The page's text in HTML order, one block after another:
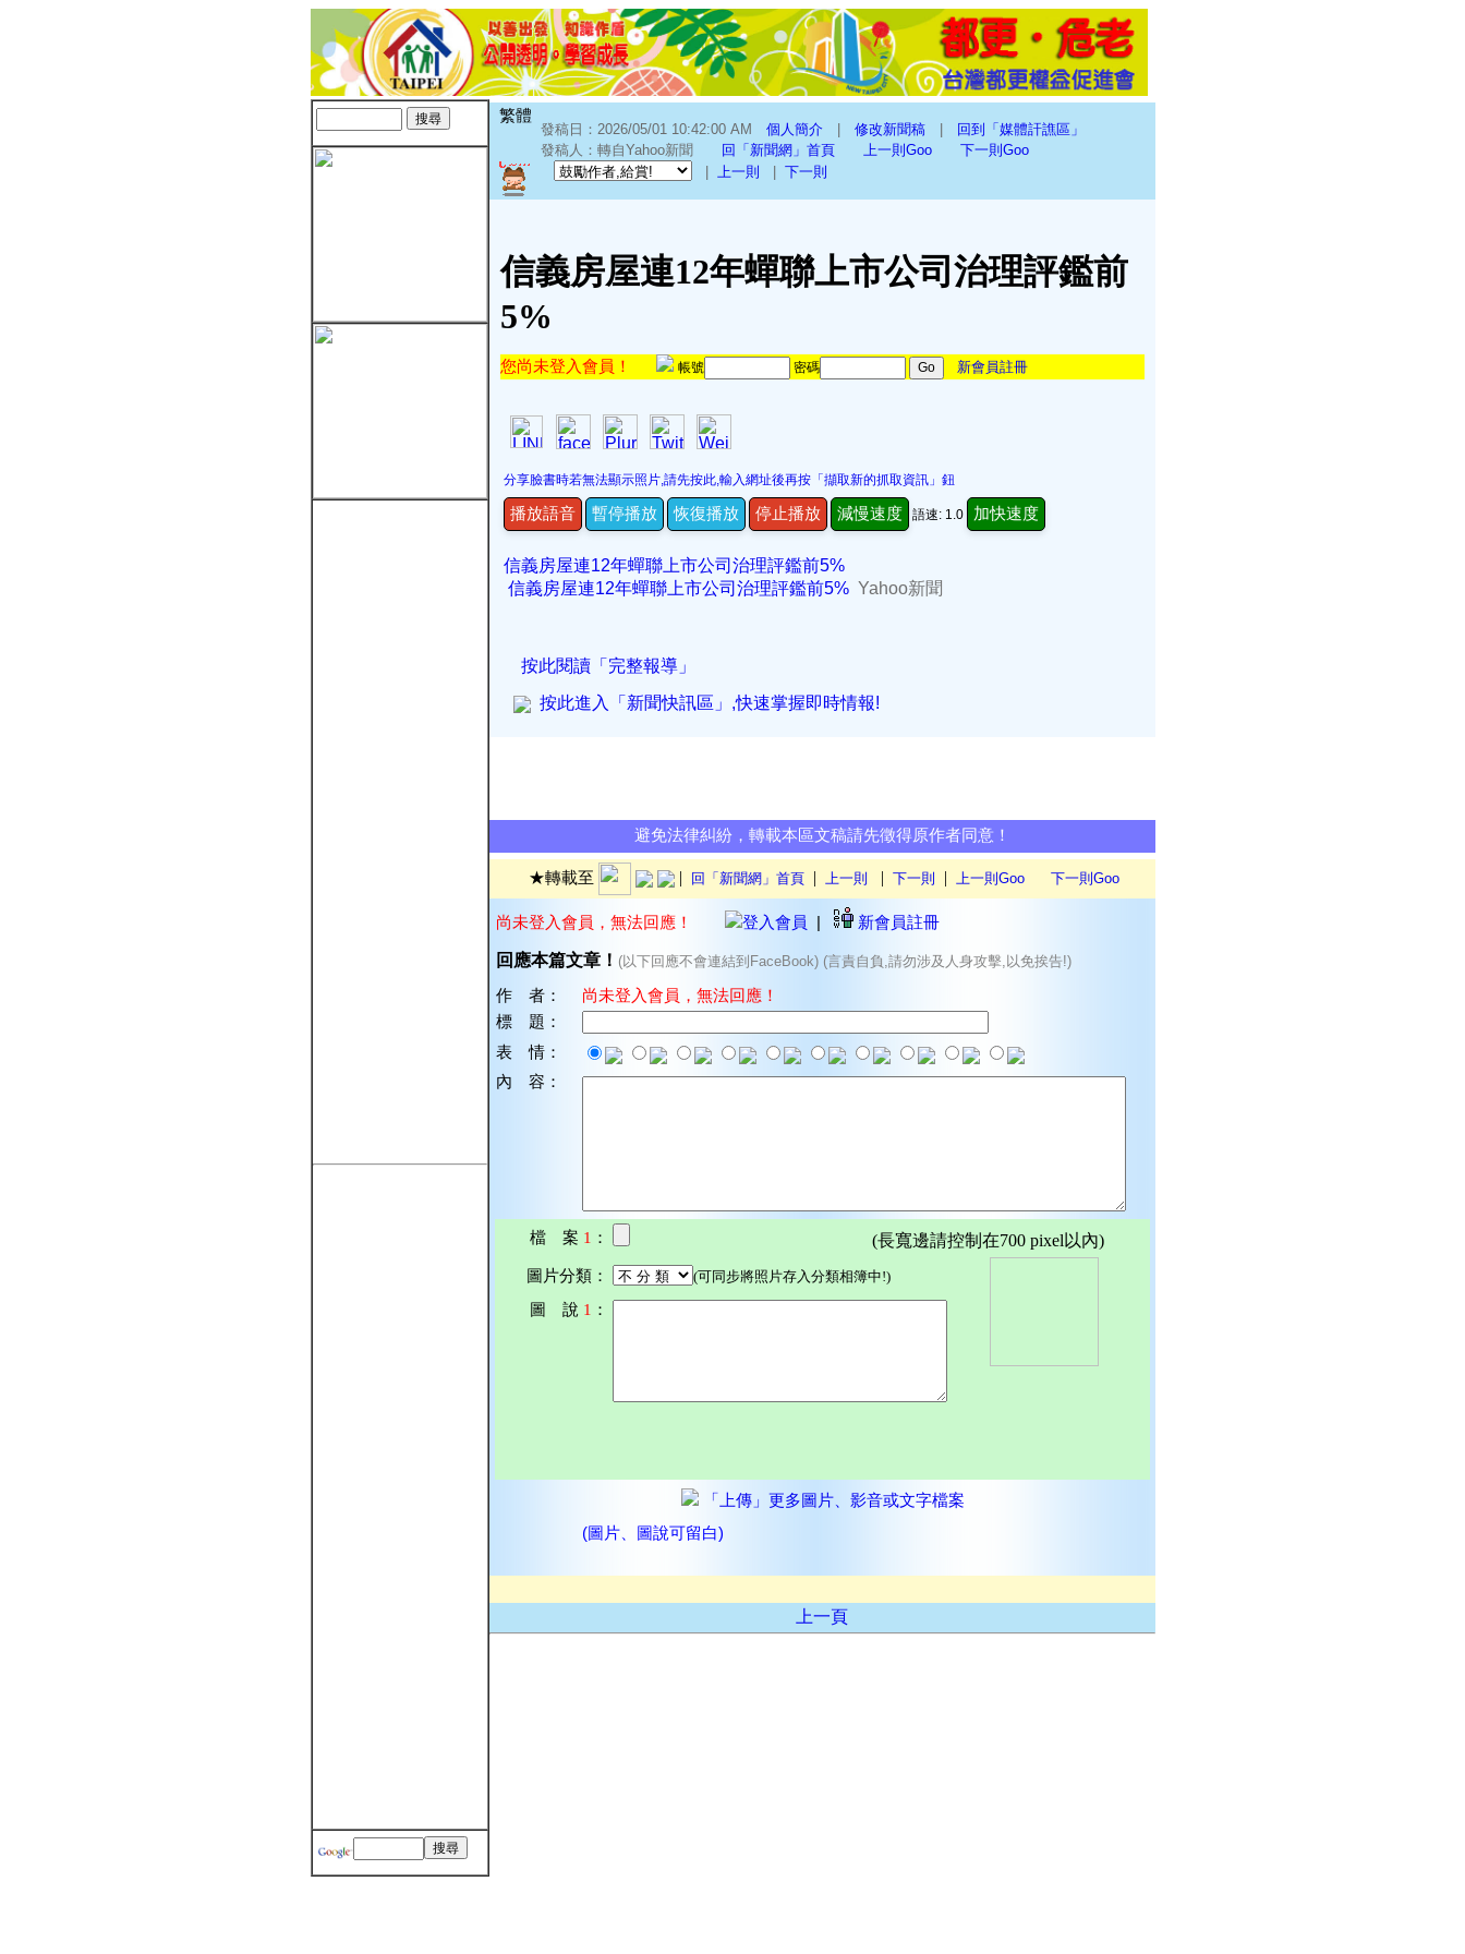
繁體
發稿日：2026/05/01 10:42:00 AM 個人簡介| 修改新聞稿|
回到「媒體訐譙區」
發稿人：轉自Yahoo新聞
回「新聞網」首頁 上一則Goo
下一則Goo
上一則 下一則
信義房屋連12年蟬聯上市公司治理評鑑前
5%
您尚未登入會員！ 帳號 密碼 新會員註冊
分享臉書時若無法顯示照片,請先按此,輸入網址後再按「擷取新的抓取資訊」鈕
播放語音 暫停播放 恢復播放 停止播放 減慢速度 語速: 1.0 加快速度
信義房屋連12年蟬聯上市公司治理評鑑前5%
信義房屋連12年蟬聯上市公司治理評鑑前5% Yahoo新聞
按此閱讀「完整報導」
按此進入「新聞快訊區」,快速掌握即時情報!
避免法律糾紛，轉載本區文稿請先徵得原作者同意！
★轉載至 | 回「新聞網」首頁 | 上一則 | 下一則 | 上一則Goo 下一則Goo
尚未登入會員，無法回應！ 登入會員 | 新會員註冊
回應本篇文章！ (以下回應不會連結到FaceBook) (言責自負,請勿涉及人身攻擊,以免挨告!)
作 者：
尚未登入會員，無法回應！
標 題：
表 情：
內 容：
檔 案 1 ： (長寬邊請控制在700 pixel以內)
圖片分類： (可同步將照片存入分類相簿中!)
圖 說 1 ：
「上傳」更多圖片、影音或文字檔案
(圖片、圖說可留白)
上一頁